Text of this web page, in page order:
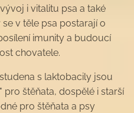
i vitalitu psa a také
v těle psa postarají o
imunity a budoucí
chovatele.
s laktobacily jsou
pro štěňata, dospělé i starší
pro štěňata a psy